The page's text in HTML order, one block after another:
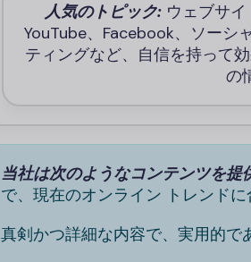
人気のトピック: ウェブサ
YouTube、Facebook、ソーシ
ティングなど、自信を持って
の
当社は次のようなコンテンツを提
で、現在のオンライン トレンドに
真剣かつ詳細な内容で、実用的で